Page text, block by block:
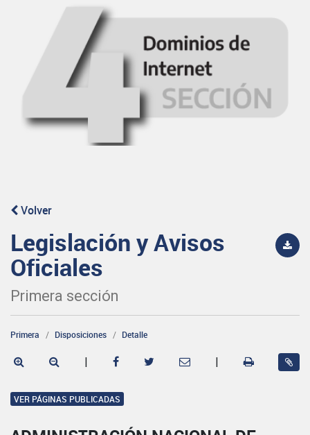
Volver
Legislación y Avisos
Oficiales
Primera sección
Primera Disposiciones Detalle
| |
VER PÁGINAS PUBLICADAS